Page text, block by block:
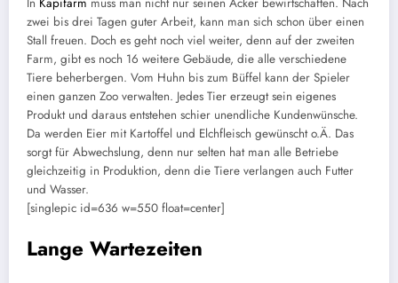
zwei bis drei Tagen guter Arbeit, kann man sich schon über einen
Stall freuen. Doch es geht noch viel weiter, denn auf der zweiten
Farm, gibt es noch 16 weitere Gebäude, die alle verschiedene
Tiere beherbergen. Vom Huhn bis zum Büffel kann der Spieler
einen ganzen Zoo verwalten. Jedes Tier erzeugt sein eigenes
Produkt und daraus entstehen schier unendliche Kundenwünsche.
Da werden Eier mit Kartoffel und Elchfleisch gewünscht o.Ä. Das
sorgt für Abwechslung, denn nur selten hat man alle Betriebe
gleichzeitig in Produktion, denn die Tiere verlangen auch Futter
und Wasser.
[singlepic id=636 w=550 float=center]
Lange Wartezeiten